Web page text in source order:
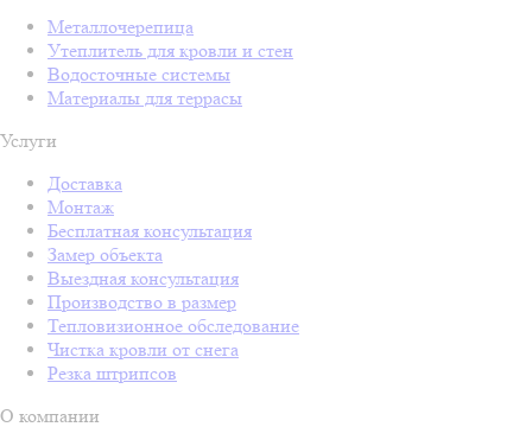
Металлочерепица
Утеплитель для кровли и стен
Водосточные системы
Материалы для террасы
Услуги
Доставка
Монтаж
Бесплатная консультация
Замер объекта
Выездная консультация
Производство в размер
Тепловизионное обследование
Чистка кровли от снега
Резка штрипсов
О компании